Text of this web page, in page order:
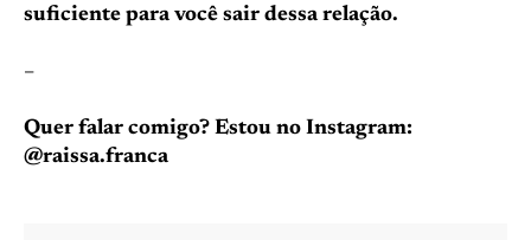
suficiente para você sair dessa relação.
–
Quer falar comigo? Estou no Instagram:
@raissa.franca